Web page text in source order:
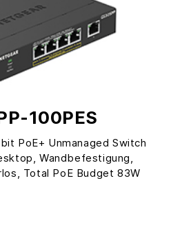
100PES
PoE+ Unmanaged Switch
Wandbefestigung,
Total PoE Budget 83W